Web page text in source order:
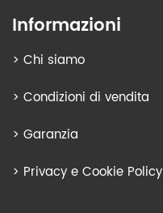
Informazioni
> Chi siamo
> Condizioni di vendita
> Garanzia
> Privacy e Cookie Policy